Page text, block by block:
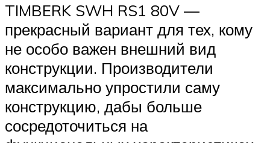
TIMBERK SWH RS1 80V —
прекрасный вариант для тех, кому
не особо важен внешний вид
конструкции. Производители
максимально упростили саму
конструкцию, дабы больше
сосредоточиться на